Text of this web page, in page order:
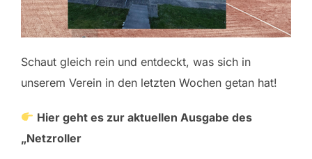
Schaut gleich rein und entdeckt, was sich in
unserem Verein in den letzten Wochen getan hat!
Hier geht es zur aktuellen Ausgabe des
„Netzroller